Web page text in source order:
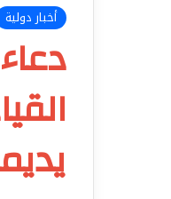
أخبار دولية